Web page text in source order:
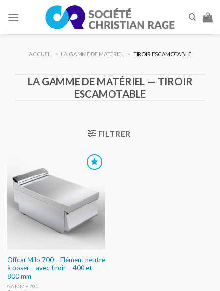
ACCUEIL > LA GAMME DE MATÉRIEL > TIROIR ESCAMOTABLE
LA GAMME DE MATÉRIEL — TIROIR
ESCAMOTABLE
FILTRER
AU DEVIS
Offcar Milo 700 – Elément neutre
à poser – avec tiroir – 400 et
800 mm
GAMME 700